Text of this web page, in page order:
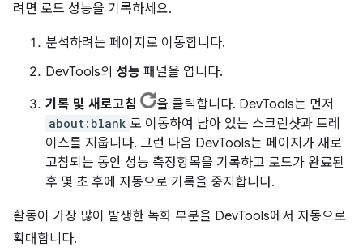
려면 로드 성능을 기록하세요.
분석하려는 페이지로 이동합니다.
DevTools의 성능 패널을 엽니다.
기록 및 새로고침
을 클릭합니다. DevTools는 먼저
about:blank 로 이동하여 남아 있는 스크린샷과 트레
이스를 지웁니다. 그런 다음 DevTools는 페이지가 새로
고침되는 동안 성능 측정항목을 기록하고 로드가 완료된
후 몇 초 후에 자동으로 기록을 중지합니다.
활동이 가장 많이 발생한 녹화 부분을 DevTools에서 자동으로
확대합니다.